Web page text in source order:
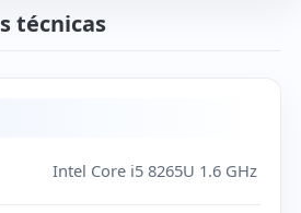
técnicas
ProBook 640 G5
Intel Core i5 8265U 1.6 GHz